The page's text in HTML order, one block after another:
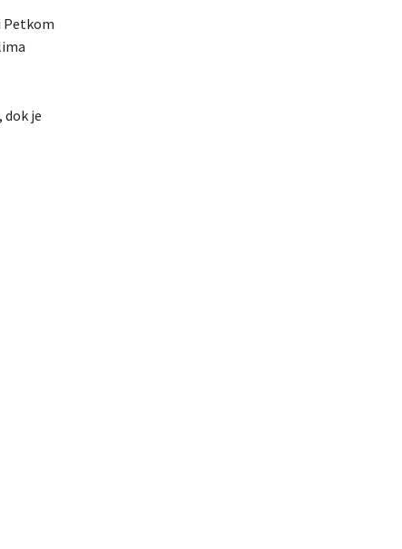
Petkom
dok je